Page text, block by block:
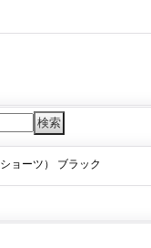
ョーツ） ブラック